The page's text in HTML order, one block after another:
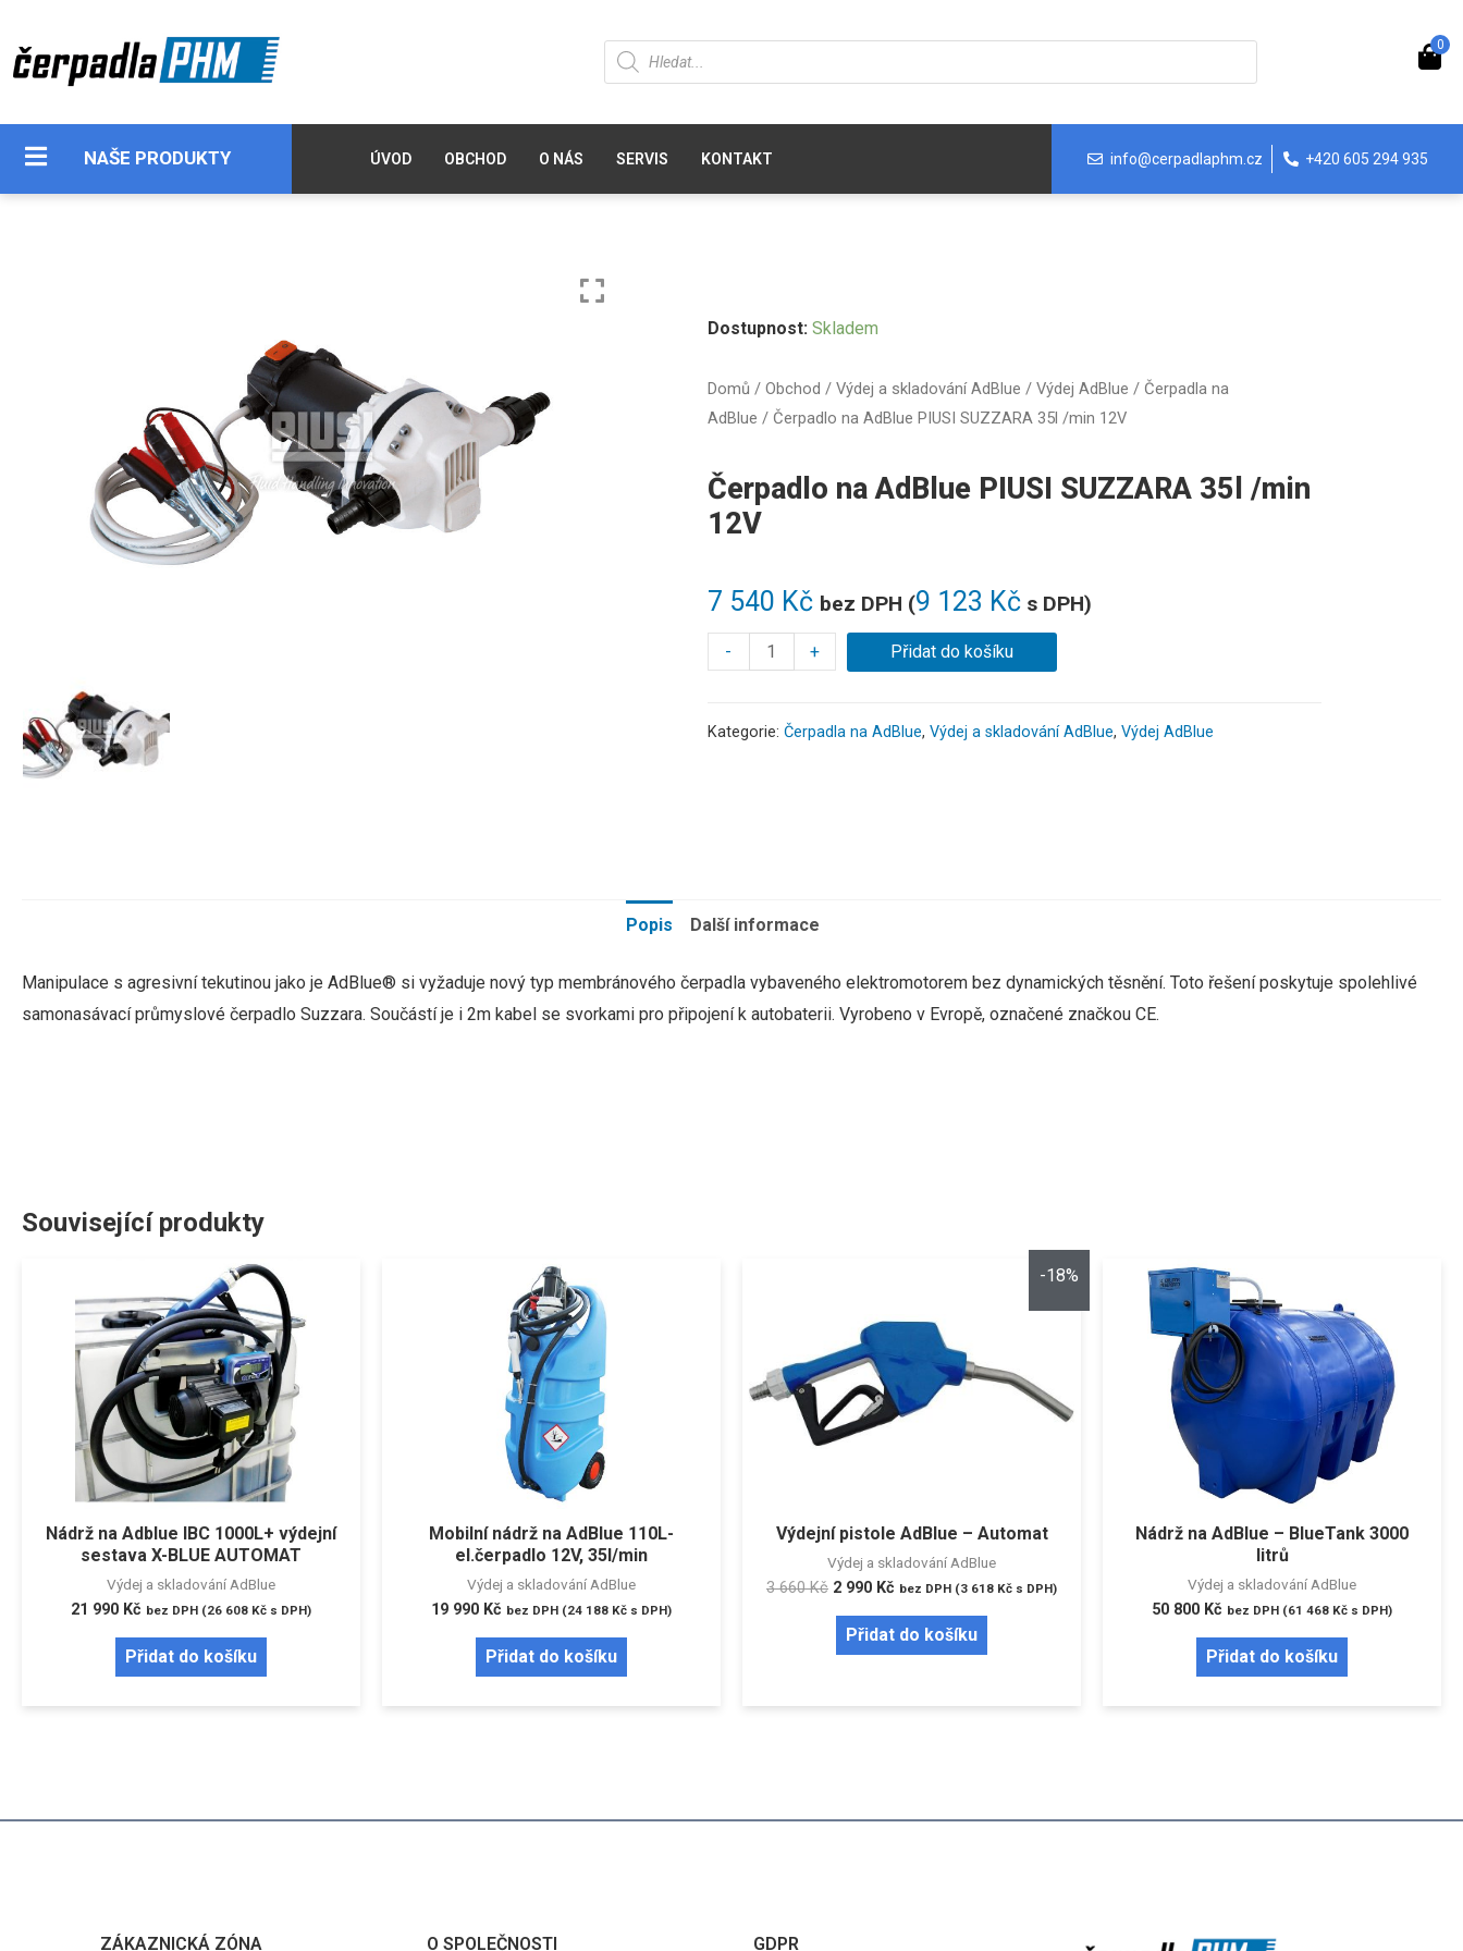
0
NAŠE PRODUKTY ÚVOD OBCHOD O NÁS SERVIS KONTAKT info@cerpadlaphm.cz +420 605 294 935
Domů / Obchod / Výdej a skladování AdBlue / Výdej AdBlue / Čerpadla na
AdBlue / Čerpadlo na AdBlue PIUSI SUZZARA 35l /min 12V
Čerpadlo na AdBlue PIUSI SUZZARA 35l /min
12V
7 540 Kč bez DPH (9 123 Kčs DPH)
Dostupnost: Skladem
- + Přidat do košíku
Kategorie: Čerpadla na AdBlue, Výdej a skladování AdBlue, Výdej AdBlue
Popis Další informace
Manipulace s agresivní tekutinou jako je AdBlue® si vyžaduje nový typ membránového čerpadla vybaveného elektromotorem bez dynamických těsnění. Toto řešení poskytuje spolehlivé
samonasávací průmyslové čerpadlo Suzzara. Součástí je i 2m kabel se svorkami pro připojení k autobaterii. Vyrobeno v Evropě, označené značkou CE.
Související produkty
Nádrž na Adblue IBC 1000L+ výdejní
sestava X-BLUE AUTOMAT
Výdej a skladování AdBlue
21 990 Kč bez DPH (26 608 Kč s DPH)
Přidat do košíku
Mobilní nádrž na AdBlue 110L-
el.čerpadlo 12V, 35l/min
Výdej a skladování AdBlue
19 990 Kč bez DPH (24 188 Kč s DPH)
Přidat do košíku
-18%
Výdejní pistole AdBlue – Automat
Výdej a skladování AdBlue
3 660Kč 2 990 Kč bez DPH (3 618 Kč s DPH)
Přidat do košíku
Nádrž na AdBlue – BlueTank 3000
litrů
Výdej a skladování AdBlue
50 800 Kč bez DPH (61 468 Kč s DPH)
Přidat do košíku
ZÁKAZNICKÁ ZÓNA O SPOLEČNOSTI GDPR